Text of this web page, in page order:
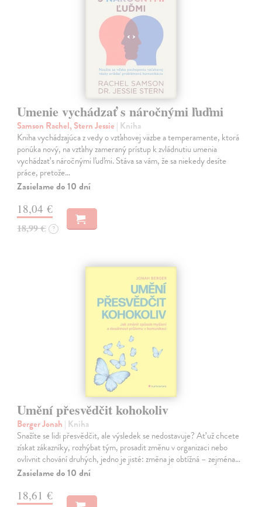
Umenie vychádzať s náročnými ľuďmi
Samson Rachel, Stern Jessie | Kniha
Kniha vychádzajúca z vedy o vzťahovej väzbe a temperamente, ktorá
ponúka nový, na vzťahy zameraný prístup k zvládnutiu umenia
vychádzať s náročnými ľuďmi. Stáva sa vám, že sa niekedy desíte
práce, pretože…
Zasielame do 10 dní
18,04 €
18,99 € ?
Umění přesvědčit kohokoliv
Berger Jonah | Kniha
Snažíte se lidi přesvědčit, ale výsledek se nedostavuje? Ať už chcete
získat zákazníky, rozhýbat tým, prosadit změnu v organizaci nebo
ovlivnit chování druhých, jedno je jisté: změna je obtížná – zejména…
Zasielame do 10 dní
18,61 €